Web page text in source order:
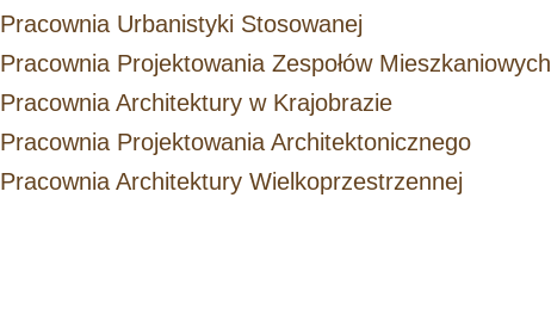
Pracownia Urbanistyki Stosowanej
Pracownia Projektowania Zespołów Mieszkaniowych
Pracownia Architektury w Krajobrazie
Pracownia Projektowania Architektonicznego
Pracownia Architektury Wielkoprzestrzennej